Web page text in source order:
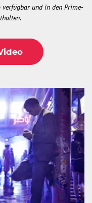
verfügbar und in den Prime-